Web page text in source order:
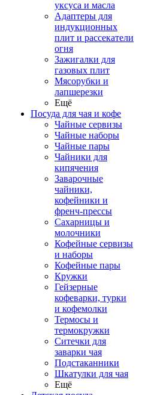
уксуса и масла
Адаптеры для
индукционных
плит и рассекатели
огня
Зажигалки для
газовых плит
Мясорубки и
лапшерезки
Ещё
Посуда для чая и кофе
Чайные сервизы
Чайные наборы
Чайные пары
Чайники для
кипячения
Заварочные
чайники,
кофейники и
френч-прессы
Сахарницы и
молочники
Кофейные сервизы
и наборы
Кофейные пары
Кружки
Гейзерные
кофеварки, турки
и кофемолки
Термосы и
термокружки
Ситечки для
заварки чая
Подстаканники
Шкатулки для чая
Ещё